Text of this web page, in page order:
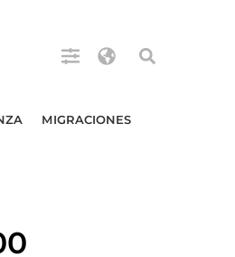
MIGRACIONES